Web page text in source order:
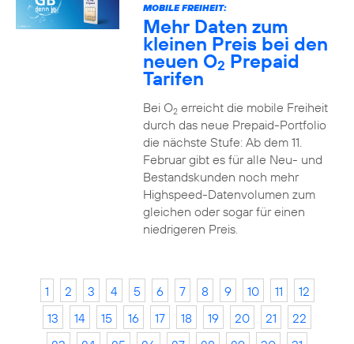
MOBILE FREIHEIT:
Mehr Daten zum
kleinen Preis bei den
neuen O2 Prepaid
Tarifen
Bei O2erreicht die mobile Freiheit
durch das neue Prepaid-Portfolio
die nächste Stufe: Ab dem 11.
Februar gibt es für alle Neu- und
Bestandskunden noch mehr
Highspeed-Datenvolumen zum
gleichen oder sogar für einen
niedrigeren Preis.
1 2 3 4 5 6 7 8 9 10 11
12
13
14 15 16 17 18 19 20 21
22